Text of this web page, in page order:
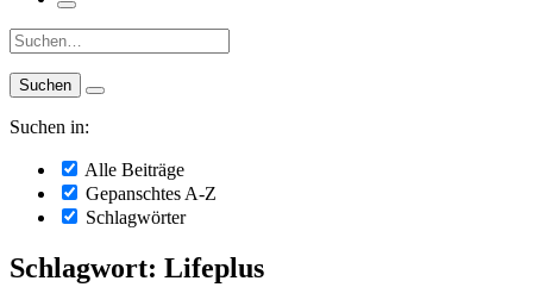
Suche:
Suchen in:
Alle Beiträge
Gepanschtes A-Z
Schlagwörter
Schlagwort: Lifeplus